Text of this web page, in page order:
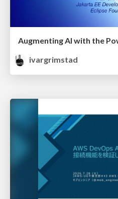
Augmenting AI with the
ivargrimstad